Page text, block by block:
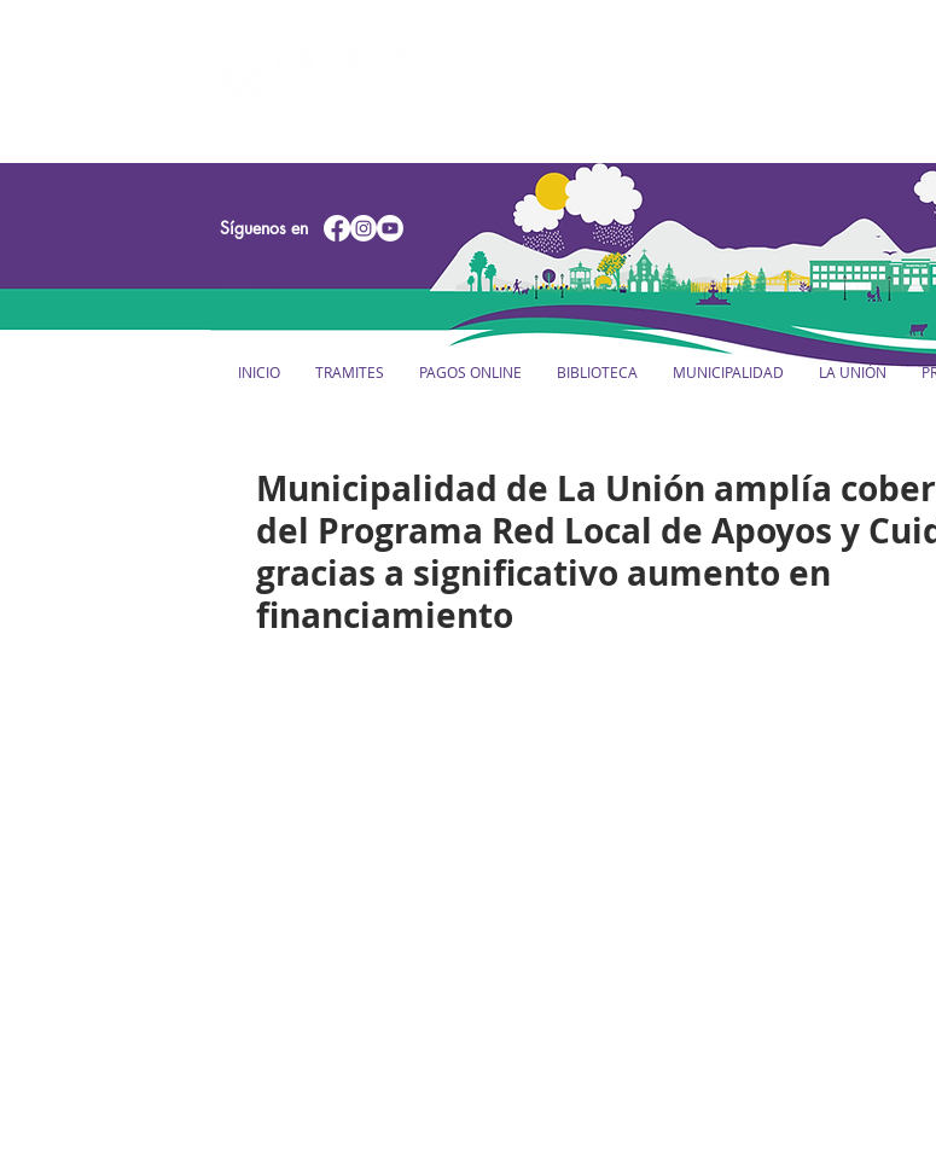
Síguenos en
INICIO TRAMITES PAGOS ONLINE BIBLIOTECA MUNICIPALIDAD LA UNIÓN
Municipalidad de La Unión amplía
del Programa Red Local de Apoyos y
gracias a significativo aumento en
financiamiento